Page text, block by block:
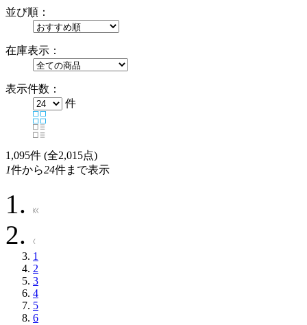
並び順：
在庫表示：
表示件数：
件
1,095件 (全2,015点)
1件から24件まで表示
1
2
3
4
5
6